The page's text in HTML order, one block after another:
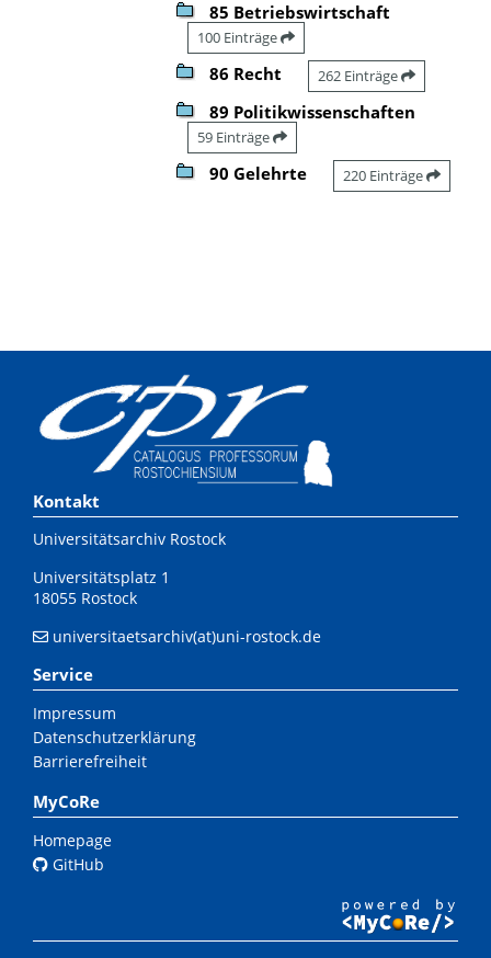
85 Betriebswirtschaft
100 Einträge
86 Recht 262 Einträge
89 Politikwissenschaften
59 Einträge
90 Gelehrte 220 Einträge
Kontakt
Universitätsarchiv Rostock
Universitätsplatz 1
18055 Rostock
universitaetsarchiv(at)uni-rostock.de
Service
Impressum
Datenschutzerklärung
Barrierefreiheit
MyCoRe
Homepage
GitHub